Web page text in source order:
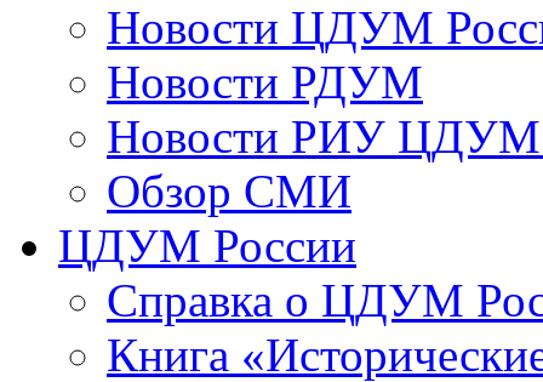
Новости ЦДУМ
Новости РДУМ
Новости РИУ ЦДУМ
Обзор СМИ
ЦДУМ России
Справка о ЦДУМ
Книга